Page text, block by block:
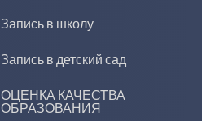
Запись в школу
Запись в детский сад
ОЦЕНКА КАЧЕСТВА
ОБРАЗОВАНИЯ